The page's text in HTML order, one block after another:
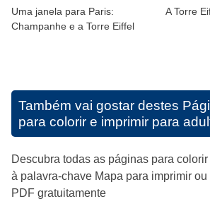
Uma janela para Paris:
Champanhe e a Torre Eiffel
A Torre
Também vai gostar destes
para colorir e imprimir para
Descubra todas as páginas para
à palavra-chave Mapa para imprimir
PDF gratuitamente